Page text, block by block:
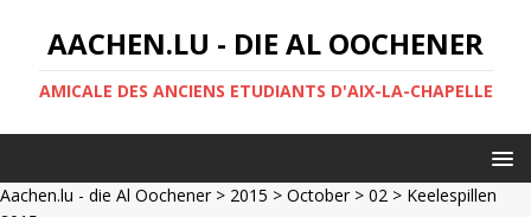
AACHEN.LU - DIE AL OOCHENER
AMICALE DES ANCIENS ETUDIANTS D'AIX-LA-CHAPELLE
Aachen.lu - die Al Oochener> 2015 > October> 02 > Keelespillen